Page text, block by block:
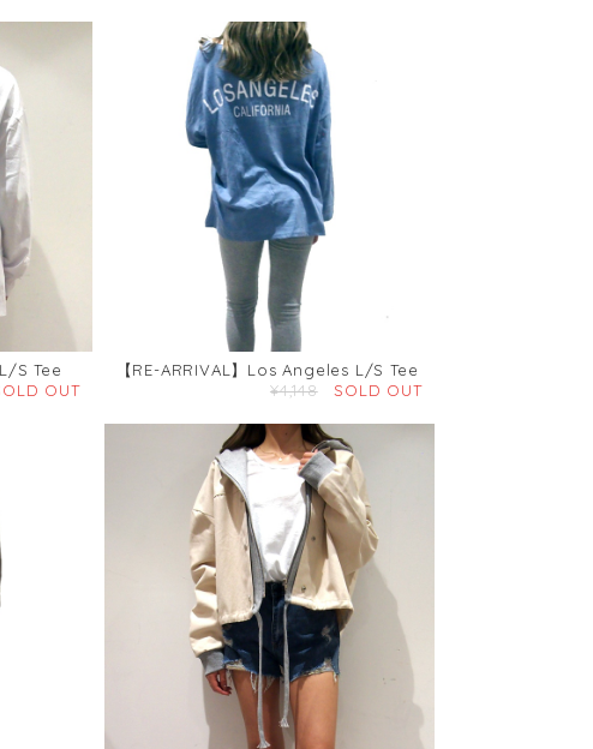
S Tee
OUT
【RE-ARRIVAL】Los Angeles L/S Tee
¥4,148
SOLD OUT